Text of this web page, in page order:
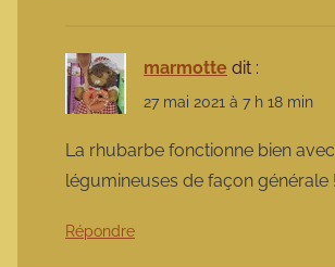
marmotte dit :
27 mai 2021 à 7 h 18 min
La rhubarbe fonctionne bien
légumineuses de façon générale !
Répondre